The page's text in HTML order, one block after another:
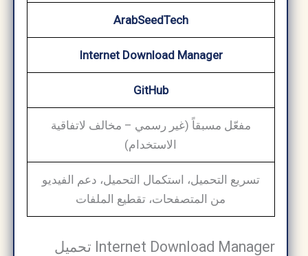
ArabSeedTech
Internet Download Manager
GitHub
مفعّل مسبقاً (غير رسمي – مخالف لاتفاقية
الاستخدام)
تسريع التحميل، استكمال التحميل، دعم الفيديو
من المتصفحات، تقطيع الملفات
Internet Download Manager تحميل